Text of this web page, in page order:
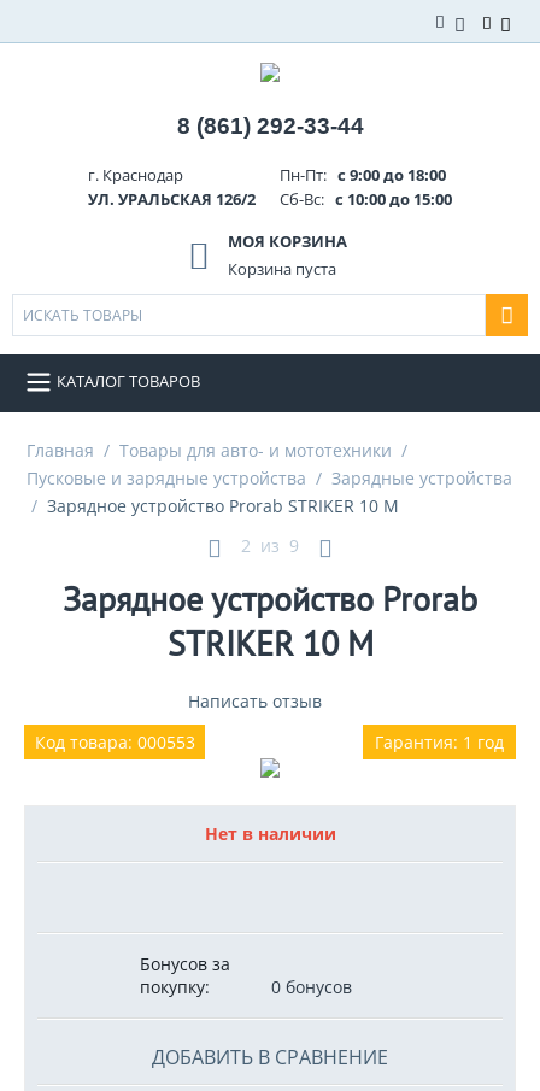
8 (861) 292-33-44
г. Краснодар
УЛ. УРАЛЬСКАЯ 126/2
Пн-Пт: с 9:00 до 18:00
Сб-Вс: с 10:00 до 15:00
МОЯ КОРЗИНА
Корзина пуста
КАТАЛОГ ТОВАРОВ
Главная / Товары для авто- и мототехники /
Пусковые и зарядные устройства / Зарядные устройства
/ Зарядное устройство Prorab STRIKER 10 M
2 из 9
Зарядное устройство Prorab
STRIKER 10 M
Написать отзыв
Гарантия: 1 год
Код товара: 000553
Нет в наличии
Бонусов за
покупку:
0 бонусов
ДОБАВИТЬ В СРАВНЕНИЕ